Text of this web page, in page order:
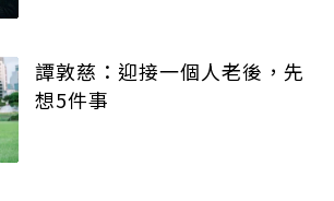
譚敦慈：迎接一個人老後，先
想5件事